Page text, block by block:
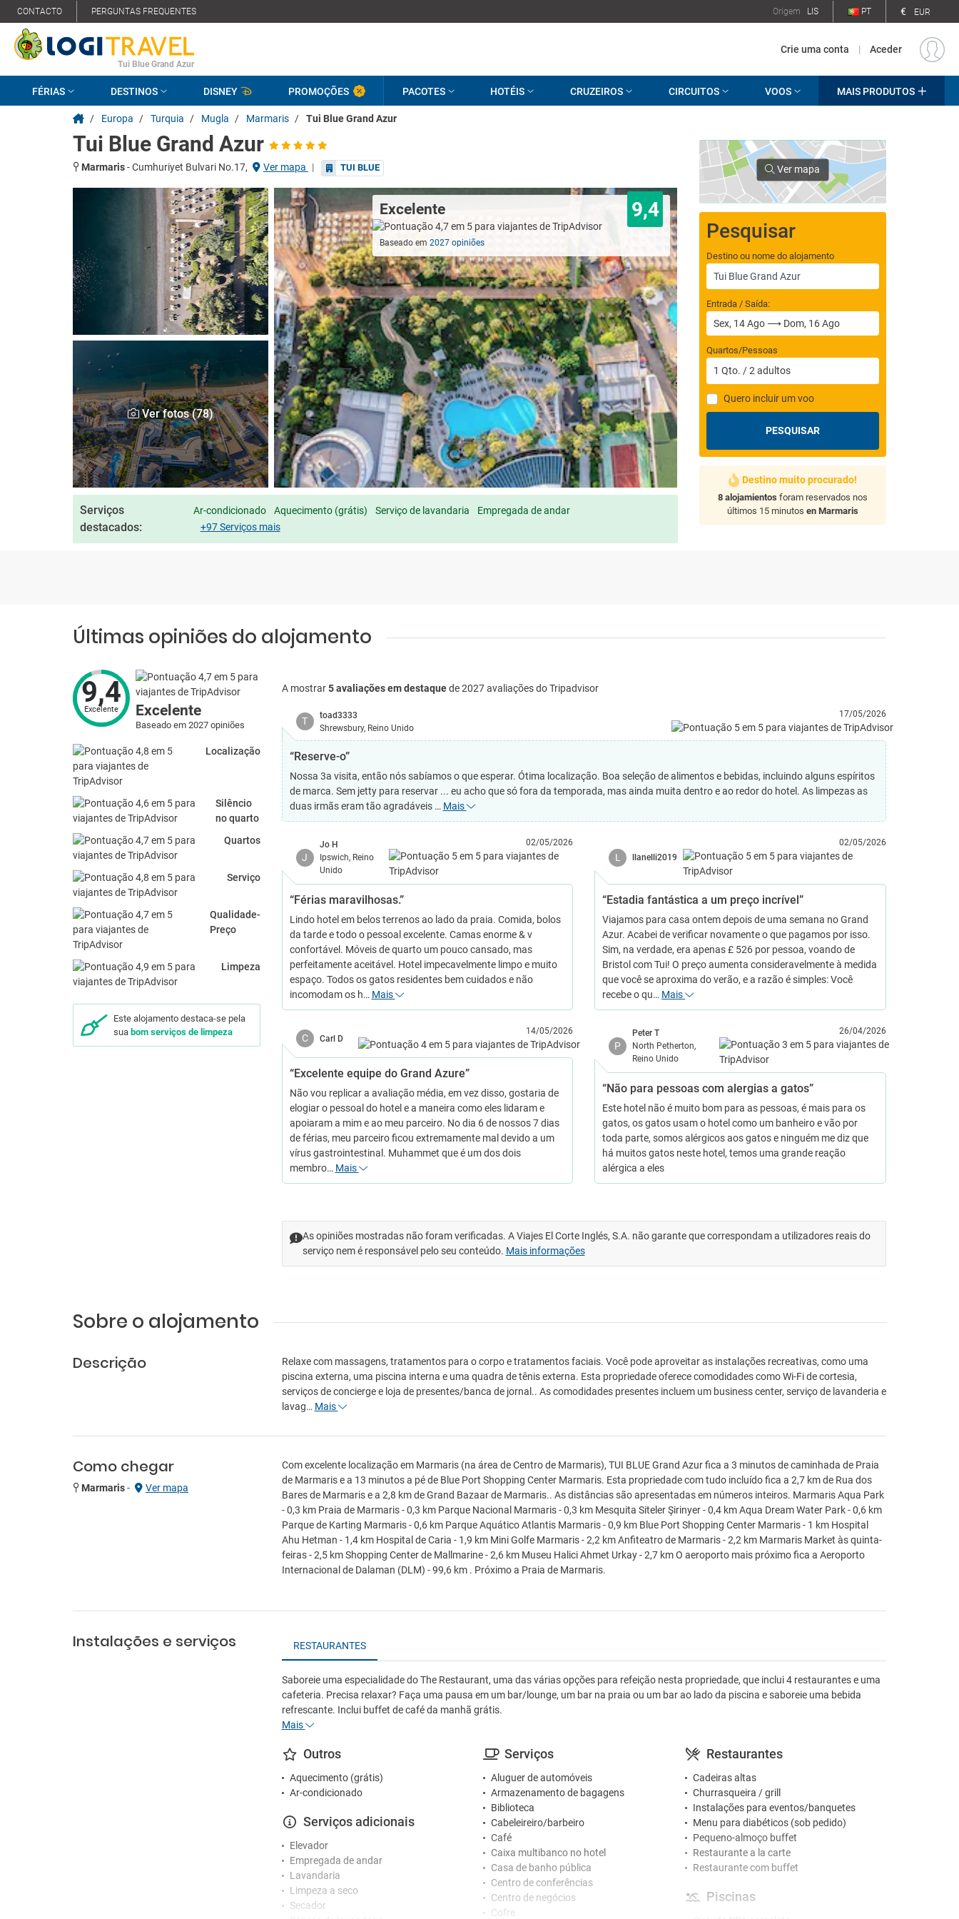
CONTACTO PERGUNTAS FREQUENTES Origem LIS PT € EUR
Tui Blue Grand Azur
Crie uma conta | Aceder
FÉRIAS DESTINOS DISNEY PROMOÇÕES PACOTES HOTÉIS CRUZEIROS CIRCUITOS VOOS MAIS PRODUTOS
/ Europa / Turquia / Mugla / Marmaris / Tui Blue Grand Azur
Tui Blue Grand Azur
Marmaris-Cumhuriyet Bulvari No.17, Ver mapa | TUI BLUE
Ver fotos (78)
Excelente 9,4
Baseado em2027 opiniões
Serviços
destacados:
Ar-condicionado Aquecimento (grátis) Serviço de lavandaria
Empregada de andar
+97 Serviços mais
Ver mapa
Pesquisar
Destino ou nome do alojamento
Entrada / Saída:
Quartos/Pessoas
1 Qto. /2 adultos
Quero incluir um voo
PESQUISAR
Destino muito procurado!
8 alojamientos foram reservados nos
últimos 15 minutos en Marmaris
Últimas opiniões do alojamento
9,4
Excelente Excelente
Baseado em 2027 opiniões
Localização
Silêncio
no quarto
Quartos
Serviço
Qualidade-
Preço
Limpeza
Este alojamento destaca-se pela
sua bom serviços de limpeza
A mostrar5 avaliações em destaquede 2027 avaliações do Tripadvisor
T
toad3333
Shrewsbury, Reino Unido
17/05/2026
“Reserve-o”
Nossa 3a visita, então nós sabíamos o que esperar. Ótima localização. Boa seleção de alimentos e bebidas, incluindo alguns espíritos
de marca. Sem jetty para reservar ... eu acho que só fora da temporada, mas ainda muita dentro e ao redor do hotel. As limpezas as
duas irmãs eram tão agradáveis … Mais
J
Jo H
Ipswich, Reino
Unido
02/05/2026
“Férias maravilhosas.”
Lindo hotel em belos terrenos ao lado da praia. Comida, bolos
da tarde e todo o pessoal excelente. Camas enorme & v
confortável. Móveis de quarto um pouco cansado, mas
perfeitamente aceitável. Hotel impecavelmente limpo e muito
espaço. Todos os gatos residentes bem cuidados e não
incomodam os h… Mais
L llanelli2019
02/05/2026
“Estadia fantástica a um preço incrível”
Viajamos para casa ontem depois de uma semana no Grand
Azur. Acabei de verificar novamente o que pagamos por isso.
Sim, na verdade, era apenas £ 526 por pessoa, voando de
Bristol com Tui! O preço aumenta consideravelmente à medida
que você se aproxima do verão, e a razão é simples: Você
recebe o qu… Mais
C Carl D
14/05/2026
“Excelente equipe do Grand Azure”
Não vou replicar a avaliação média, em vez disso, gostaria de
elogiar o pessoal do hotel e a maneira como eles lidaram e
apoiaram a mim e ao meu parceiro. No dia 6 de nossos 7 dias
de férias, meu parceiro ficou extremamente mal devido a um
vírus gastrointestinal. Muhammet que é um dos dois
membro… Mais
P
Peter T
North Petherton,
Reino Unido
26/04/2026
“Não para pessoas com alergias a gatos”
Este hotel não é muito bom para as pessoas, é mais para os
gatos, os gatos usam o hotel como um banheiro e vão por
toda parte, somos alérgicos aos gatos e ninguém me diz que
há muitos gatos neste hotel, temos uma grande reação
alérgica a eles
As opiniões mostradas não foram verificadas. A Viajes El Corte Inglés, S.A. não garante que correspondam a utilizadores reais do
serviço nem é responsável pelo seu conteúdo. Mais informações
Sobre o alojamento
Descrição
Relaxe com massagens, tratamentos para o corpo e tratamentos faciais. Você pode aproveitar as instalações recreativas, como uma
piscina externa, uma piscina interna e uma quadra de tênis externa. Esta propriedade oferece comodidades como Wi-Fi de cortesia,
serviços de concierge e loja de presentes/banca de jornal.. As comodidades presentes incluem um business center, serviço de lavanderia e
lavag… Mais
Como chegar
Marmaris- Ver mapa
Com excelente localização em Marmaris (na área de Centro de Marmaris), TUI BLUE Grand Azur fica a 3 minutos de caminhada de Praia
de Marmaris e a 13 minutos a pé de Blue Port Shopping Center Marmaris. Esta propriedade com tudo incluído fica a 2,7 km de Rua dos
Bares de Marmaris e a 2,8 km de Grand Bazaar de Marmaris.. As distâncias são apresentadas em números inteiros. Marmaris Aqua Park
- 0,3 km Praia de Marmaris - 0,3 km Parque Nacional Marmaris - 0,3 km Mesquita Siteler Şirinyer - 0,4 km Aqua Dream Water Park - 0,6 km
Parque de Karting Marmaris - 0,6 km Parque Aquático Atlantis Marmaris - 0,9 km Blue Port Shopping Center Marmaris - 1 km Hospital
Ahu Hetman - 1,4 km Hospital de Caria - 1,9 km Mini Golfe Marmaris - 2,2 km Anfiteatro de Marmaris - 2,2 km Marmaris Market às quinta-
feiras - 2,5 km Shopping Center de Mallmarine - 2,6 km Museu Halici Ahmet Urkay - 2,7 km O aeroporto mais próximo fica a Aeroporto
Internacional de Dalaman (DLM) - 99,6 km . Próximo a Praia de Marmaris.
Instalações e serviços RESTAURANTES
Saboreie uma especialidade do The Restaurant, uma das várias opções para refeição nesta propriedade, que inclui 4 restaurantes e uma
cafeteria. Precisa relaxar? Faça uma pausa em um bar/lounge, um bar na praia ou um bar ao lado da piscina e saboreie uma bebida
refrescante. Inclui buffet de café da manhã grátis.
Mais
Outros
Aquecimento (grátis)
Ar-condicionado
Serviços adicionais
Elevador
Empregada de andar
Lavandaria
Limpeza a seco
Secador
Serviços
Aluguer de automóveis
Armazenamento de bagagens
Biblioteca
Cabeleireiro/barbeiro
Café
Caixa multibanco no hotel
Casa de banho pública
Centro de conferências
Centro de negócios
Cofre
Restaurantes
Cadeiras altas
Churrasqueira / grill
Instalações para eventos/banquetes
Menu para diabéticos (sob pedido)
Pequeno-almoço buffet
Restaurante a la carte
Restaurante com buffet
Piscinas